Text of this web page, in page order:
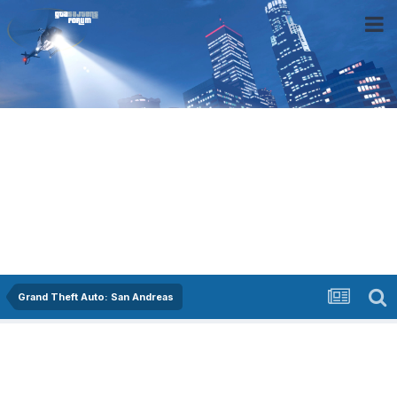
Grand Theft Auto: San Andreas